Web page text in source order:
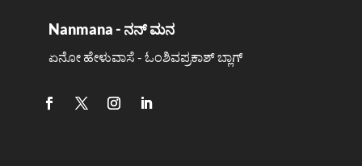
Nanmana - ನನ್ ಮನ
ಏನೋ ಹೇಳುವಾಸೆ - ಓಂಶಿವಪ್ರಕಾಶ್ ಬ್ಲಾಗ್